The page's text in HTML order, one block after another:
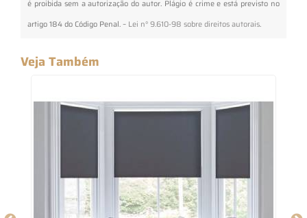
é proibida sem a autorização do autor. Plágio é crime e está previsto no
artigo 184 do Código Penal. – Lei n° 9.610-98 sobre direitos autorais.
Veja Também